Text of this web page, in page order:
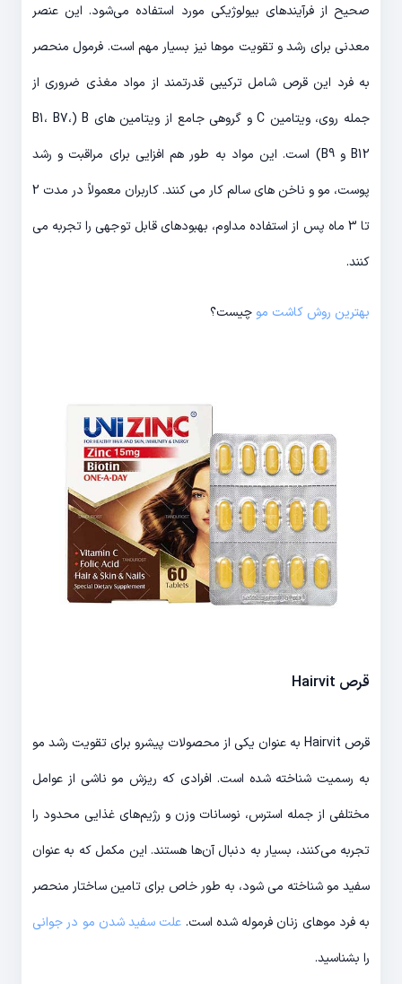
صحیح از فرآیندهای بیولوژیکی مورد استفاده می‌شود. این عنصر
معدنی برای رشد و تقویت موها نیز بسیار مهم است. فرمول منحصر
به فرد این قرص شامل ترکیبی قدرتمند از مواد مغذی ضروری از
جمله روی، ویتامین C و گروهی جامع از ویتامین های B (B1، B7،
B12 و B9) است. این مواد به طور هم افزایی برای مراقبت و رشد
پوست، مو و ناخن های سالم کار می کنند. کاربران معمولاً در مدت 2
تا 3 ماه پس از استفاده مداوم، بهبودهای قابل توجهی را تجربه می
کنند.
بهترین روش کاشت مو چیست؟
قرص Hairvit
قرص Hairvit به عنوان یکی از محصولات پیشرو برای تقویت رشد مو
به رسمیت شناخته شده است. افرادی که ریزش مو ناشی از عوامل
مختلفی از جمله استرس، نوسانات وزن و رژیم‌های غذایی محدود را
تجربه می‌کنند، بسیار به دنبال آن‌ها هستند. این مکمل که به عنوان
سفید مو شناخته می شود، به طور خاص برای تامین ساختار منحصر
به فرد موهای زنان فرموله شده است. علت سفید شدن مو در جوانی
را بشناسید.